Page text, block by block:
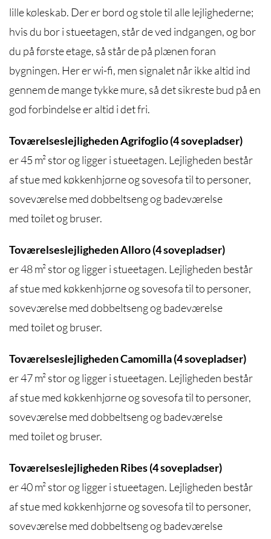
lille køleskab. Der er bord og stole til alle lejlighederne;
hvis du bor i stueetagen, står de ved indgangen, og bor
du på første etage, så står de på plænen foran
bygningen. Her er wi-fi, men signalet når ikke altid ind
gennem de mange tykke mure, så det sikreste bud på en
god forbindelse er altid i det fri.
Toværelseslejligheden Agrifoglio (4 sovepladser)
er 45 m² stor og ligger i stueetagen. Lejligheden består
af stue med køkkenhjørne og sovesofa til to personer,
soveværelse med dobbeltseng og badeværelse
med toilet og bruser.
Toværelseslejligheden Alloro (4 sovepladser)
er 48 m² stor og ligger i stueetagen. Lejligheden består
af stue med køkkenhjørne og sovesofa til to personer,
soveværelse med dobbeltseng og badeværelse
med toilet og bruser.
Toværelseslejligheden Camomilla (4 sovepladser)
er 47 m² stor og ligger i stueetagen. Lejligheden består
af stue med køkkenhjørne og sovesofa til to personer,
soveværelse med dobbeltseng og badeværelse
med toilet og bruser.
Toværelseslejligheden Ribes (4 sovepladser)
er 40 m² stor og ligger i stueetagen. Lejligheden består
af stue med køkkenhjørne og sovesofa til to personer,
soveværelse med dobbeltseng og badeværelse